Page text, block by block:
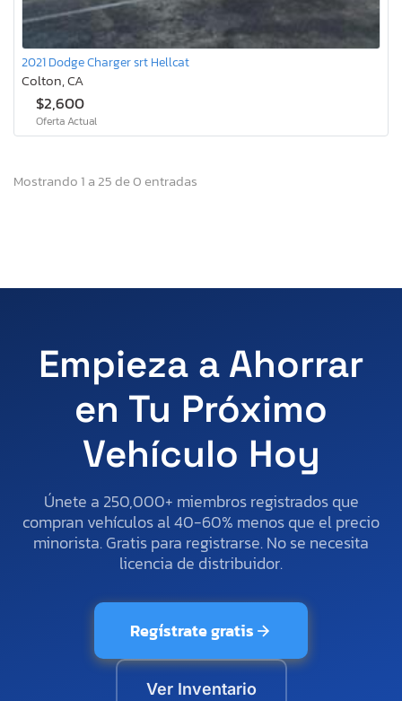
2021 Dodge Charger srt Hellcat
Colton, CA
$2,600
Oferta Actual
Mostrando 1 a 25 de 0 entradas
Empieza a Ahorrar
en Tu Próximo
Vehículo Hoy
Únete a 250,000+ miembros registrados que
compran vehículos al 40-60% menos que el precio
minorista. Gratis para registrarse. No se necesita
licencia de distribuidor.
Regístrate gratis
Ver Inventario